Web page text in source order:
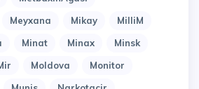
Meyxana Mikay
MilliM
Minat Minax
Minsk
Moldova
Monitor